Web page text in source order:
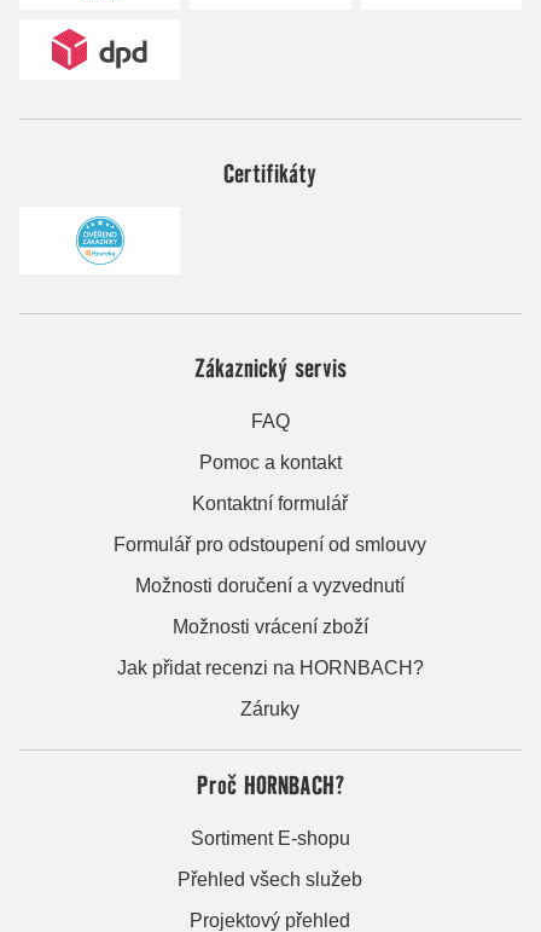
Certifikáty
Zákaznický servis
FAQ
Pomoc a kontakt
Kontaktní formulář
Formulář pro odstoupení od smlouvy
Možnosti doručení a vyzvednutí
Možnosti vrácení zboží
Jak přidat recenzi na HORNBACH?
Záruky
Proč HORNBACH?
Sortiment E-shopu
Přehled všech služeb
Projektový přehled